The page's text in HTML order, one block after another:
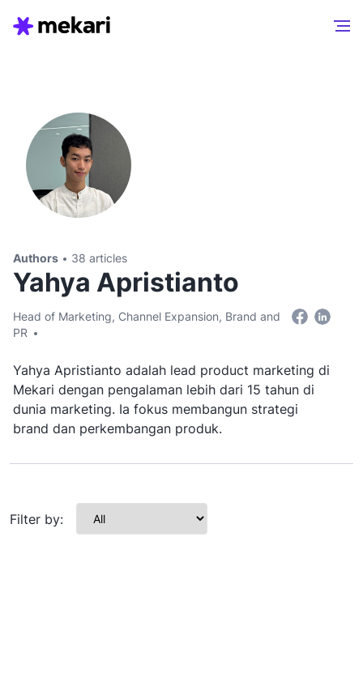
Authors 38 articles
Yahya Apristianto
Head of Marketing, Channel Expansion, Brand and
PR
Yahya Apristianto adalah lead product marketing di
Mekari dengan pengalaman lebih dari 15 tahun di
dunia marketing. Ia fokus membangun strategi
brand dan perkembangan produk.
Filter by: